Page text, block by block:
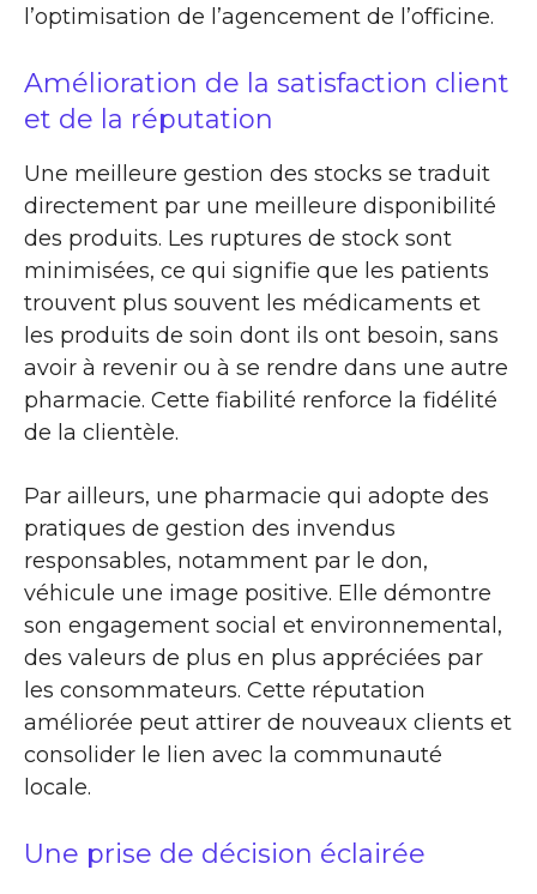
l’optimisation de l’agencement de l’officine.
Amélioration de la satisfaction client
et de la réputation
Une meilleure gestion des stocks se traduit
directement par une meilleure disponibilité
des produits. Les ruptures de stock sont
minimisées, ce qui signifie que les patients
trouvent plus souvent les médicaments et
les produits de soin dont ils ont besoin, sans
avoir à revenir ou à se rendre dans une autre
pharmacie. Cette fiabilité renforce la fidélité
de la clientèle.
Par ailleurs, une pharmacie qui adopte des
pratiques de gestion des invendus
responsables, notamment par le don,
véhicule une image positive. Elle démontre
son engagement social et environnemental,
des valeurs de plus en plus appréciées par
les consommateurs. Cette réputation
améliorée peut attirer de nouveaux clients et
consolider le lien avec la communauté
locale.
Une prise de décision éclairée